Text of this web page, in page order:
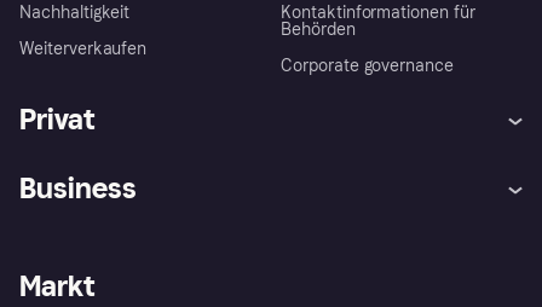
Nachhaltigkeit
Weiterverkaufen
Kontaktinformationen für
Behörden
Corporate governance
Privat
Shops entdecken
Business
Händlerportal
Markt